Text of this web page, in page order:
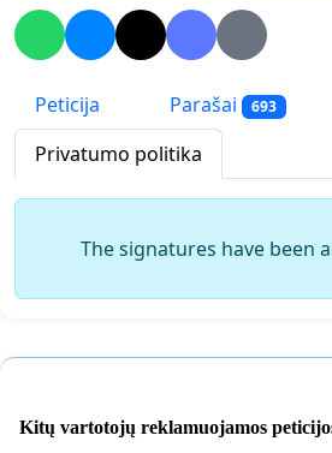
Peticija Parašai 693
Privatumo politika
The signatures have been
Kitų vartotojų reklamuojamos